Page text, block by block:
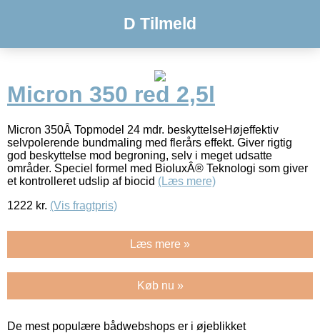
D Tilmeld
Micron 350 red 2,5l
Micron 350Â Topmodel 24 mdr. beskyttelseHøjeffektiv
selvpolerende bundmaling med flerårs effekt. Giver rigtig
god beskyttelse mod begroning, selv i meget udsatte
områder. Speciel formel med BioluxÂ® Teknologi som giver
et kontrolleret udslip af biocid (Læs mere)
1222 kr. (Vis fragtpris)
Læs mere »
Køb nu »
De mest populære bådwebshops er i øjeblikket